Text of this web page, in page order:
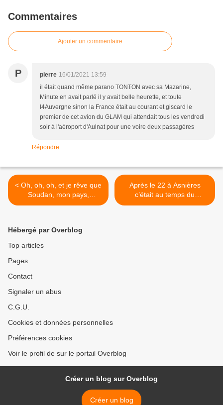
Commentaires
Ajouter un commentaire
P pierre 16/01/2021 13:59
il était quand même parano TONTON avec sa Mazarine,
Minute en avait parlé il y avait belle heurette, et toute
l4Auvergne sinon la France était au courant et giscard le
premier de cet avion du GLAM qui attendait tous les vendredi
soir à l'aéroport d'Aulnat pour une voire deux passagères
Répondre
< Oh, oh, oh, et je rêve que
Soudan, mon pays,
soudain, se soulève... la
Après le 22 à Asnières
c’était au temps du
radiotéléphone de bagnole :
Hébergé par Overblog
Top articles
Pages
Contact
Signaler un abus
C.G.U.
Cookies et données personnelles
Préférences cookies
Voir le profil de sur le portail Overblog
Créer un blog sur Overblog
Créer un blog